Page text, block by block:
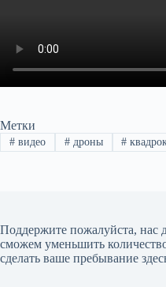
Метки
#видео #дроны #
Поддержите пожалуйста, нас
сможем уменьшить
сделать ваше пребывание